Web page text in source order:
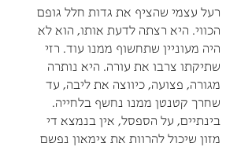
רעל עצמי שהציף את גדות חלל גופם
הכווי. היא רצתה לדעת אותו, הוא לא
היה מעוניין שתחשוף ממנו עוד. רזי
שתיקתו צרבו את עורה. היא נותרה
מגורה, פצועה, כיווצה את ליבה, עד
שחרך קטנטן ממנו נחשף בלחייה.
בינתיים, על הספסל, אין בנמצא די
מזון שיכול להרוות את צימאון נפשם